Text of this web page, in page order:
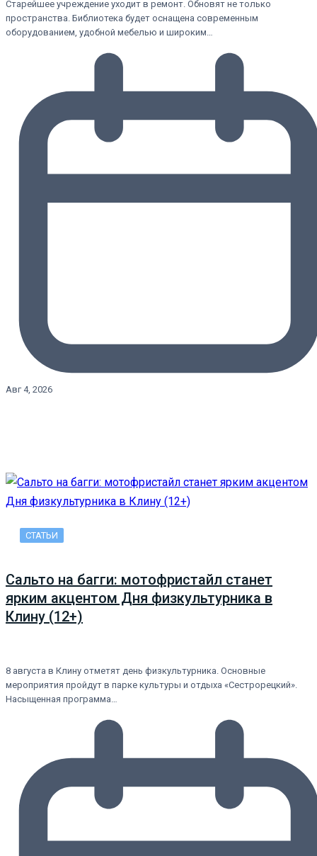
Старейшее учреждение уходит в ремонт. Обновят не только
пространства. Библиотека будет оснащена современным
оборудованием, удобной мебелью и широким…
Авг 4, 2026
СТАТЬИ
Сальто на багги: мотофристайл станет
ярким акцентом Дня физкультурника в
Клину (12+)
8 августа в Клину отметят день физкультурника. Основные
мероприятия пройдут в парке культуры и отдыха «Сестрорецкий».
Насыщенная программа…